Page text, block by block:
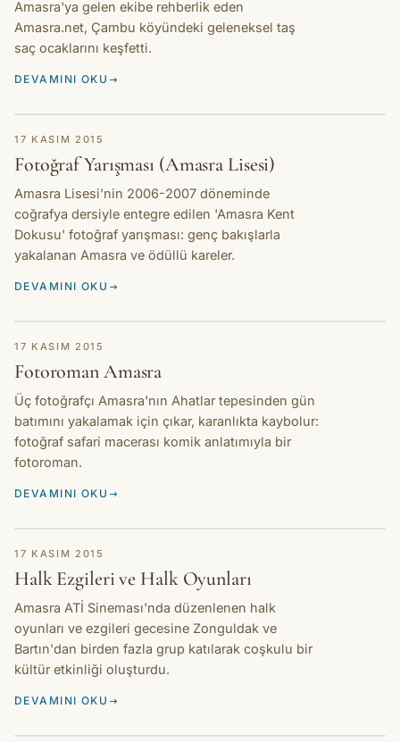
Amasra'ya gelen ekibe rehberlik eden
Amasra.net, Çambu köyündeki geleneksel taş
saç ocaklarını keşfetti.
DEVAMINI OKU
HIKAYE
17 KASIM 2015
Fotoğraf Yarışması (Amasra Lisesi)
Amasra Lisesi'nin 2006-2007 döneminde
coğrafya dersiyle entegre edilen 'Amasra Kent
Dokusu' fotoğraf yarışması: genç bakışlarla
yakalanan Amasra ve ödüllü kareler.
DEVAMINI OKU
HIKAYE
17 KASIM 2015
Fotoroman Amasra
Üç fotoğrafçı Amasra'nın Ahatlar tepesinden gün
batımını yakalamak için çıkar, karanlıkta kaybolur:
fotoğraf safari macerası komik anlatımıyla bir
fotoroman.
DEVAMINI OKU
HIKAYE
17 KASIM 2015
Halk Ezgileri ve Halk Oyunları
Amasra ATİ Sineması'nda düzenlenen halk
oyunları ve ezgileri gecesine Zonguldak ve
Bartın'dan birden fazla grup katılarak coşkulu bir
kültür etkinliği oluşturdu.
DEVAMINI OKU